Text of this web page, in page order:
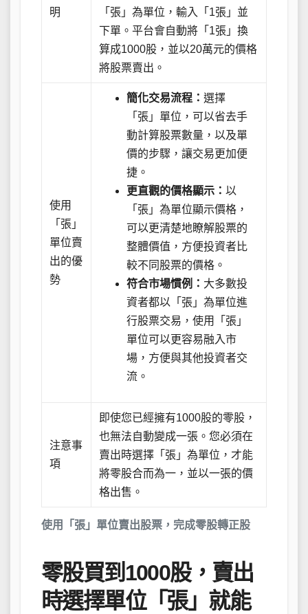
使用「張」單位賣出股票，完成零股轉正股
明
「張」為單位，輸入「1張」並
下單。平台會自動將「1張」換
算成1000股，並以20萬元的價格
將股票賣出。
使用
「張」
單位賣
出的優
勢
簡化交易流程：選擇
「張」單位，可以省去手
動計算股票數量，以及單
價的步驟，讓交易更加便
捷。
更直觀的價格顯示：以
「張」為單位顯示價格，
可以更清楚地瞭解股票的
整體價值，方便投資者比
較不同股票的價格。
符合市場慣例： 大多數投
資者都以「張」為單位進
行股票交易，使用「張」
單位可以更容易融入市
場，方便與其他投資者交
流。
注意事
項
即使您已經擁有1000股的零股，
也無法自動變成一張。您必須在
賣出時選擇「張」為單位，才能
將零股合而為一，並以一張的價
格出售。
零股買到1000股，賣出
時選擇單位「張」就能